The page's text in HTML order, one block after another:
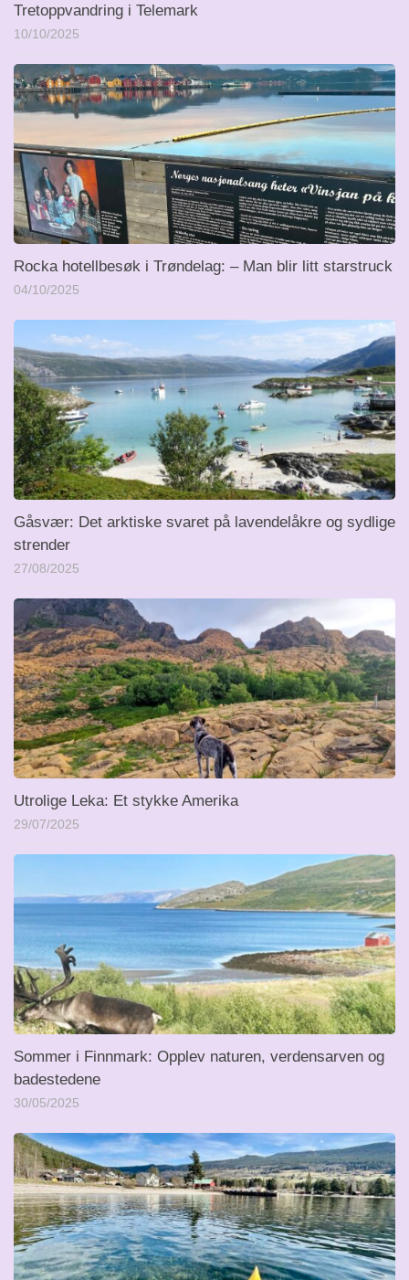
Tretoppvandring i Telemark
10/10/2025
Rocka hotellbesøk i Trøndelag: – Man blir litt starstruck
04/10/2025
Gåsvær: Det arktiske svaret på lavendelåkre og sydlige
strender
27/08/2025
Utrolige Leka: Et stykke Amerika
29/07/2025
Sommer i Finnmark: Opplev naturen, verdensarven og
badestedene
30/05/2025